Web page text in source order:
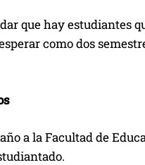
que hay estudiantes
como dos
a la Facultad de